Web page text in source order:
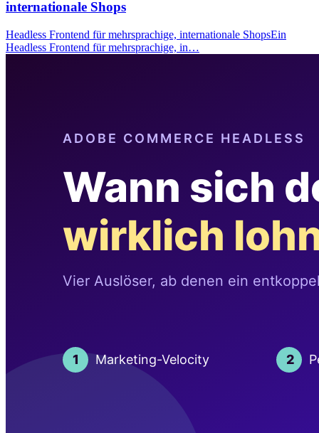
internationale Shops
Headless Frontend für mehrsprachige, internationale ShopsEin
Headless Frontend für mehrsprachige, in…